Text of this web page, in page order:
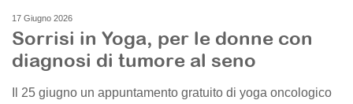
17 Giugno 2026
Sorrisi in Yoga, per le donne con
diagnosi di tumore al seno
Il 25 giugno un appuntamento gratuito di yoga oncologico